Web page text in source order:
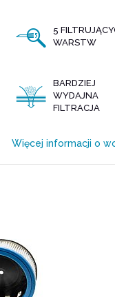
5
WARSTW
BARDZIEJ
WYDAJNA
FILTRACJA
Więcej informacji o